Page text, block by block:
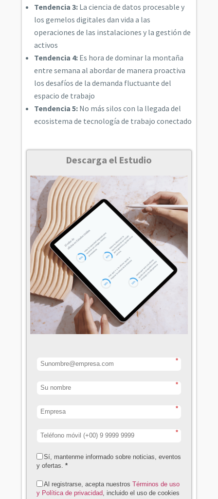
Tendencia 3:La ciencia de datos procesable y
los gemelos digitales dan vida a las
operaciones de las instalaciones y la gestión de
activos
Tendencia 4:Es hora de dominar la montaña
entre semana al abordar de manera proactiva
los desafíos de la demanda fluctuante del
espacio de trabajo
Tendencia 5:No más silos con la llegada del
ecosistema de tecnología de trabajo conectado
Descarga el Estudio
*
*
*
*
Sí, mantenme informado sobre noticias, eventos
y ofertas. *
Al registrarse, acepta nuestros Términos de uso
y Política de privacidad , incluido el uso de cookies